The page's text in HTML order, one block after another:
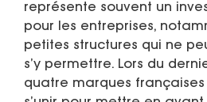
représente souvent un
pour les entreprises,
petites structures qui ne
s’y permettre. Lors du
quatre marques